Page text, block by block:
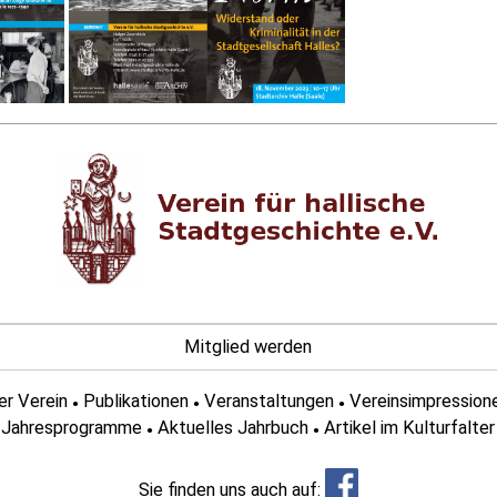
Mitglied werden
Verein ● Publikationen ● Veranstaltungen ●
Jahresprogramme ● Aktuelles Jahrbuch ● Artikel im Kulturfalter
Sie finden uns auch auf: